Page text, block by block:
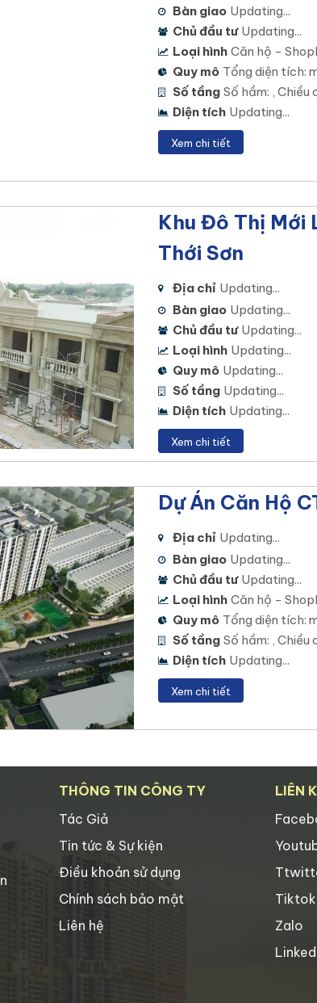
Bàn giao Updating...
Chủ đầu tư Updating...
Loại hình Căn hộ -
Quy mô Tổng diện tích:
Số tầng Số hầm: , Chiều
Diện tích Updating...
Xem chi tiết
Khu Đô Thị Mới
Thới Sơn
Địa chỉ Updating...
Bàn giao Updating...
Chủ đầu tư Updating...
Loại hình Updating...
Quy mô Updating...
Số tầng Updating...
Diện tích Updating...
Xem chi tiết
Dự Án Căn Hộ
Địa chỉ Updating...
Bàn giao Updating...
Chủ đầu tư Updating...
Loại hình Căn hộ -
Quy mô Tổng diện tích:
Số tầng Số hầm: , Chiều
Diện tích Updating...
Xem chi tiết
THÔNG TIN CÔNG TY
Tác Giả
Tin tức & Sự kiện
Điều khoản sử dụng
Chính sách bảo mật
Liên hệ
LIÊN
Tiktok
Zalo